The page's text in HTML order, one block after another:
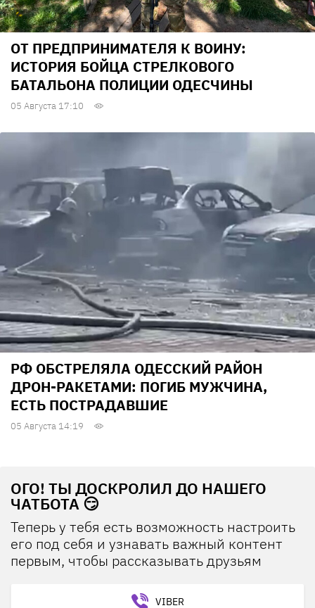
ОТ ПРЕДПРИНИМАТЕЛЯ К ВОИНУ:
ИСТОРИЯ БОЙЦА СТРЕЛКОВОГО
БАТАЛЬОНА ПОЛИЦИИ ОДЕСЧИНЫ
05 Августа 17:10
РФ ОБСТРЕЛЯЛА ОДЕССКИЙ РАЙОН
ДРОН-РАКЕТАМИ: ПОГИБ МУЖЧИНА,
ЕСТЬ ПОСТРАДАВШИЕ
05 Августа 14:19
ОГО! ТЫ ДОСКРОЛИЛ ДО НАШЕГО
ЧАТБОТА 😏
Теперь у тебя есть возможность настроить
его под себя и узнавать важный контент
первым, чтобы рассказывать друзьям
VIBER